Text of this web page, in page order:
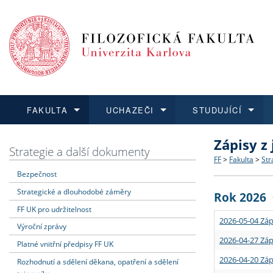
FAKULTA
Dozvědět se více
Struktura
Strategie
Podpora
UCHAZEČI
Podat přihlášku
Co
Učitelské
STUDUJÍCÍ
Dozvědět se více
Rigorózní
Dozvědět se více
O vědě a
Granty a
Dozvědět se více
Aktuální
Strategie a další dokumenty
Bezpečnost
Strategické a dlouhodobé záměry
FF UK pro udržitelnost
Výroční zprávy
Platné vnitřní předpisy FF UK
Rozhodnutí a sdělení děkana, opatření a sdělení
Zápisy
FF > Fakulta >
Rok 2026
2026-05-04
2026-04-27
2026-04-20